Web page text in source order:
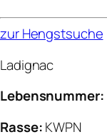
zur Hengstsuche
Ladignac
Lebensnummer:
Rasse:KWPN